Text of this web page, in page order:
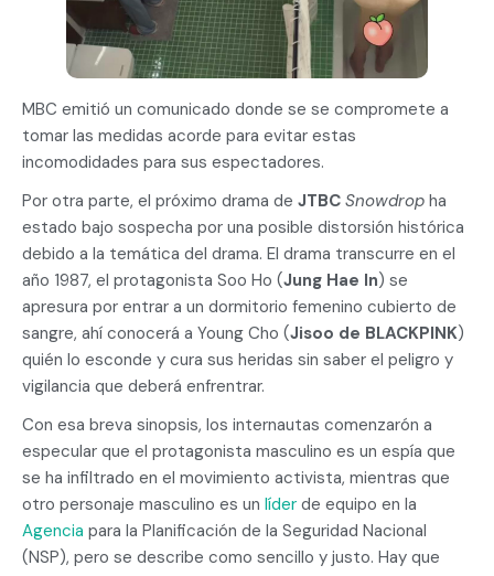
MBC emitió un comunicado donde se se compromete a
tomar las medidas acorde para evitar estas
incomodidades para sus espectadores.
Por otra parte, el próximo drama de JTBC Snowdrop ha
estado bajo sospecha por una posible distorsión histórica
debido a la temática del drama. El drama transcurre en el
año 1987, el protagonista Soo Ho (Jung Hae In) se
apresura por entrar a un dormitorio femenino cubierto de
sangre, ahí conocerá a Young Cho (Jisoo de BLACKPINK)
quién lo esconde y cura sus heridas sin saber el peligro y
vigilancia que deberá enfrentrar.
Con esa breva sinopsis, los internautas comenzarón a
especular que el protagonista masculino es un espía que
se ha infiltrado en el movimiento activista, mientras que
otro personaje masculino es un líder de equipo en la
Agencia para la Planificación de la Seguridad Nacional
(NSP), pero se describe como sencillo y justo. Hay que